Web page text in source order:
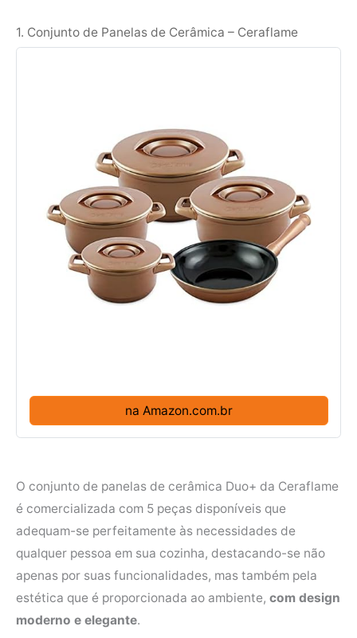
1. Conjunto de Panelas de Cerâmica – Ceraflame
na Amazon.com.br
O conjunto de panelas de cerâmica Duo+ da Ceraflame
é comercializada com 5 peças disponíveis que
adequam-se perfeitamente às necessidades de
qualquer pessoa em sua cozinha, destacando-se não
apenas por suas funcionalidades, mas também pela
estética que é proporcionada ao ambiente, com design
moderno e elegante.